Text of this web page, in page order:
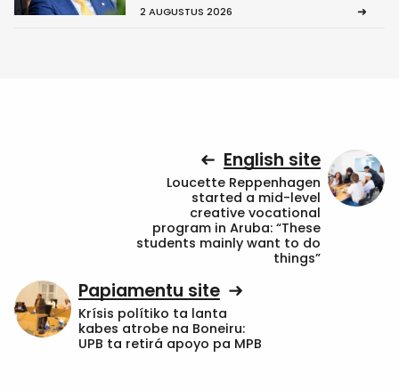
2 AUGUSTUS 2026
English site
Loucette Reppenhagen
started a mid-level
creative vocational
program in Aruba: “These
students mainly want to do
things”
Papiamentu site
Krísis polítiko ta lanta
kabes atrobe na Boneiru:
UPB ta retirá apoyo pa MPB